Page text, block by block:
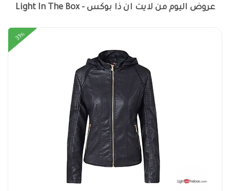
عروض اليوم من لايت ان ذا بوكس - Light In The Box
31%